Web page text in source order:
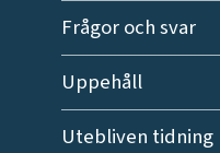
Frågor och svar
Uppehåll
Utebliven tidning